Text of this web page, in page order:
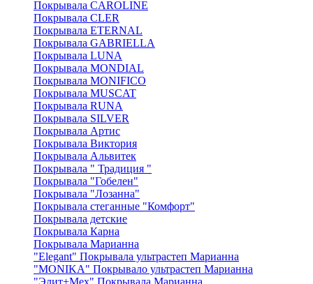
Покрывала CAROLINE
Покрывала CLER
Покрывала ETERNAL
Покрывала GABRIELLA
Покрывала LUNA
Покрывала MONDIAL
Покрывала MONIFICO
Покрывала MUSCAT
Покрывала RUNA
Покрывала SILVER
Покрывала Артис
Покрывала Виктория
Покрывала Альвитек
Покрывала " Традиция "
Покрывала "Гобелен"
Покрывала "Лозанна"
Покрывала стеганные "Комфорт"
Покрывала детские
Покрывала Карна
Покрывала Марианна
"Elegant" Покрывала ультрастеп Марианна
"MONIKA" Покрывало ультрастеп Марианна
"Элит+Мех" Покрывала Марианна